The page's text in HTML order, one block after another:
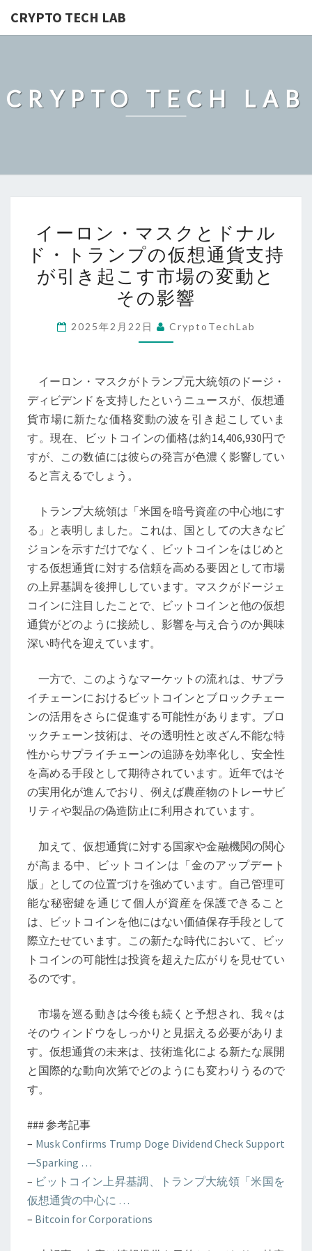
CRYPTO TECH LAB
CRYPTO TECH LAB
ー
ロ
ン・
マ
ス
ク
ナ
ル
ド・
ト
ラ
の
仮
想
通
貨
支
持
き
起
こ
す
市
場
の
変
動
そ
の
影
響
イーロン・マスクとドナル
ド・トランプの仮想通貨支持
が引き起こす市場の変動と
その影響
2025年2月22日 CryptoTechLab
イーロン・マスクがトランプ元大統領のドージ・
ディビデンドを支持したというニュースが、仮想通
貨市場に新たな価格変動の波を引き起こしていま
す。現在、ビットコインの価格は約14,406,930円で
すが、この数値には彼らの発言が色濃く影響してい
ると言えるでしょう。
トランプ大統領は「米国を暗号資産の中心地にす
る」と表明しました。これは、国としての大きなビ
ジョンを示すだけでなく、ビットコインをはじめと
する仮想通貨に対する信頼を高める要因として市場
の上昇基調を後押ししています。マスクがドージェ
コインに注目したことで、ビットコインと他の仮想
通貨がどのように接続し、影響を与え合うのか興味
深い時代を迎えています。
一方で、このようなマーケットの流れは、サプラ
イチェーンにおけるビットコインとブロックチェー
ンの活用をさらに促進する可能性があります。ブロ
ックチェーン技術は、その透明性と改ざん不能な特
性からサプライチェーンの追跡を効率化し、安全性
を高める手段として期待されています。近年ではそ
の実用化が進んでおり、例えば農産物のトレーサビ
リティや製品の偽造防止に利用されています。
加えて、仮想通貨に対する国家や金融機関の関心
が高まる中、ビットコインは「金のアップデート
版」としての位置づけを強めています。自己管理可
能な秘密鍵を通じて個人が資産を保護できること
は、ビットコインを他にはない価値保存手段として
際立たせています。この新たな時代において、ビッ
トコインの可能性は投資を超えた広がりを見せてい
るのです。
市場を巡る動きは今後も続くと予想され、我々は
そのウィンドウをしっかりと見据える必要がありま
す。仮想通貨の未来は、技術進化による新たな展開
と国際的な動向次第でどのようにも変わりうるので
す。
### 参考記事
– Musk Confirms Trump Doge Dividend Check Support
—Sparking …
– ビットコイン上昇基調、トランプ大統領「米国を
仮想通貨の中心に …
– Bitcoin for Corporations